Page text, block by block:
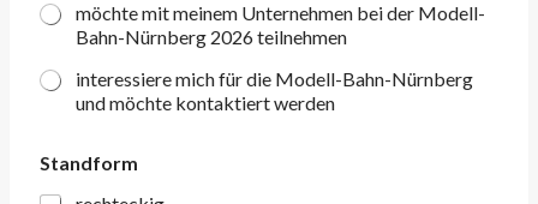
möchte mit meinem Unternehmen bei der Modell-
Bahn-Nürnberg 2026 teilnehmen
interessiere mich für die Modell-Bahn-Nürnberg
und möchte kontaktiert werden
Standform